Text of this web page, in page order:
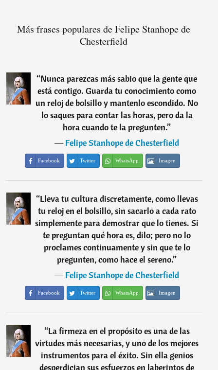
Más frases populares de Felipe Stanhope de
Chesterfield
“Nunca parezcas más sabio que la gente que
está contigo. Guarda tu conocimiento como
un reloj de bolsillo y mantenlo escondido. No
lo saques para contar las horas, pero da la
hora cuando te la pregunten.”
―Felipe Stanhope de Chesterfield
Facebook Twitter WhatsApp Imagen
“Lleva tu cultura discretamente, como llevas
tu reloj en el bolsillo, sin sacarlo a cada rato
simplemente para demostrar que lo tienes. Si
te preguntan qué hora es, dilo; pero no lo
proclames continuamente y sin que te lo
pregunten, como hace el sereno.”
―Felipe Stanhope de Chesterfield
Facebook Twitter WhatsApp Imagen
“La firmeza en el propósito es una de las
virtudes más necesarias, y uno de los mejores
instrumentos para el éxito. Sin ella genios
desperdician sus esfuerzos en laberintos de